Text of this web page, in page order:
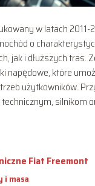
w latach 2011-
o
jak i dłuższych tras.
napędowe, które
użytkowników.
silnikom
Fiat Freemont
i masa